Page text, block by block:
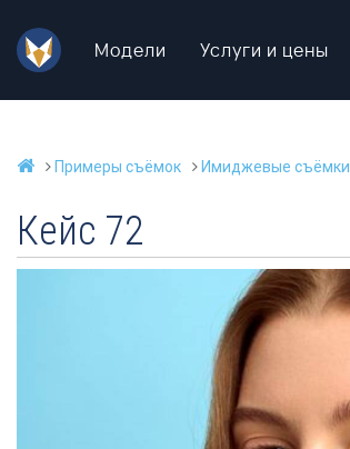
Модели Услуги и цены
Примеры съёмок Имиджевые съёмки
Кейс 72